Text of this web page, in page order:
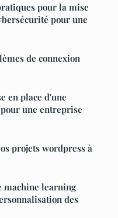
pour la mise
pour une
de connexion
en place d'une
une entreprise
projets wordpress à
machine learning
des